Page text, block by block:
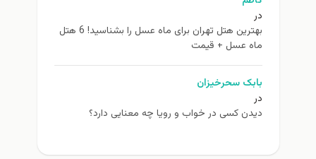
در
بهترین هتل تهران برای ماه عسل را بشناسید! 6 هتل
ماه عسل + قیمت
بابک سحرخیزان
در
دیدن کسی در خواب و رویا چه معنایی دارد؟